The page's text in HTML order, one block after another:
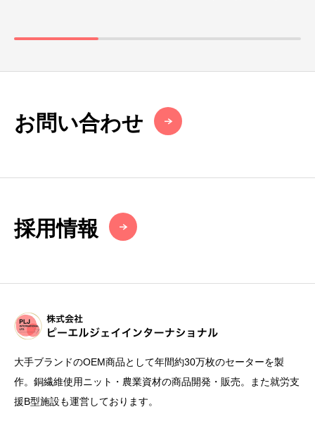
お問い合わせ
採用情報
大手ブランドのOEM商品として年間約30万枚のセーターを製
作。銅繊維使用ニット・農業資材の商品開発・販売。また就労支
援B型施設も運営しております。